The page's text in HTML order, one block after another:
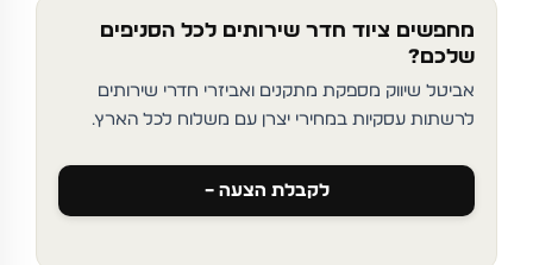
מחפשים ציוד חדר שירותים לכל הסניפים
שלכם?
אביטל שיווק מספקת מתקנים ואביזרי חדרי שירותים
לרשתות עסקיות במחירי יצרן עם משלוח לכל הארץ.
לקבלת הצעה –